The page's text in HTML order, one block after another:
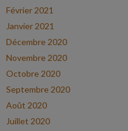
Février 2021
Janvier 2021
Décembre 2020
Novembre 2020
Octobre 2020
Septembre 2020
Août 2020
Juillet 2020